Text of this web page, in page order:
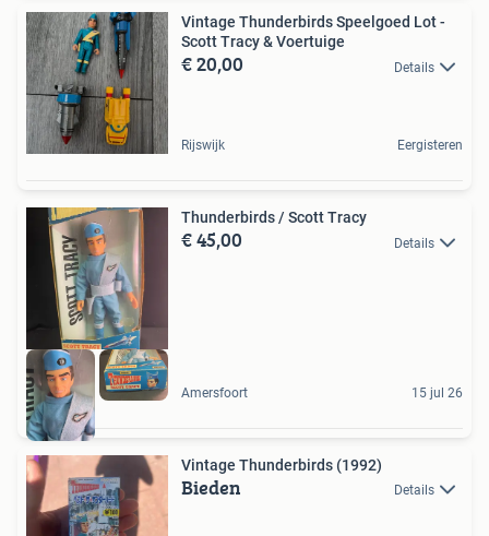
Vintage Thunderbirds Speelgoed Lot -
Scott Tracy & Voertuige
€ 20,00 Details
Rijswijk Eergisteren
Thunderbirds / Scott Tracy
€ 45,00 Details
Amersfoort 15 jul 26
Vintage Thunderbirds (1992)
Bieden Details